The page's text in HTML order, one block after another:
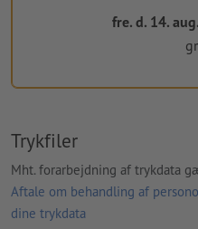
fre. d. 14.
Trykfiler
Mht. forarbejdning af trykdata
Aftale om behandling af
dine trykdata